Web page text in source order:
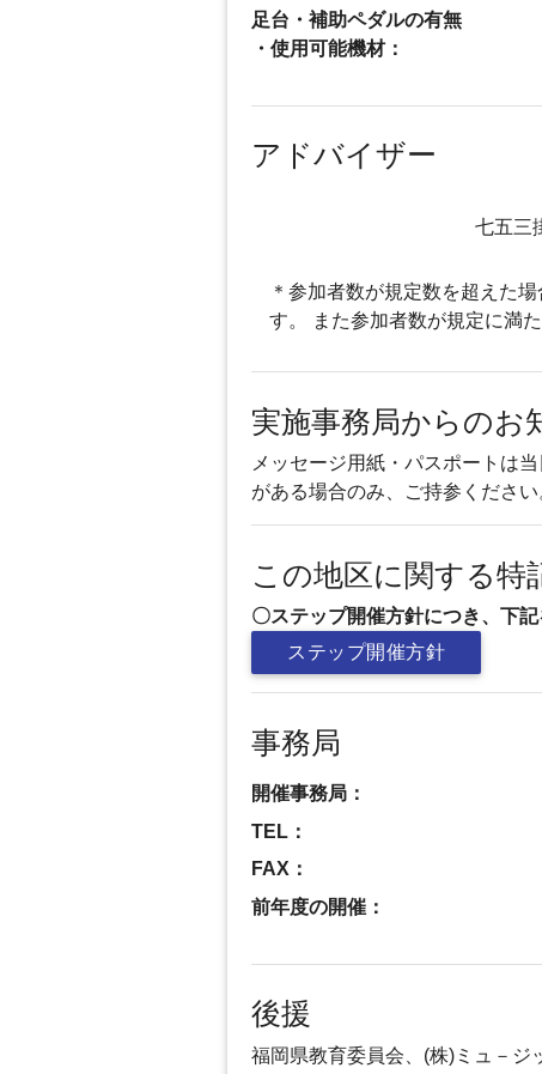
足台・補助ペダルの有無
・使用可能機材：
アドバイザー
七五三
＊参加者数が規定数を超えた
す。 また参加者数が規定に満
実施事務局からのお
メッセージ用紙・パスポートは
がある場合のみ、ご持参ください
この地区に関する特
〇ステップ開催方針につき、下記
ステップ開催方針
事務局
開催事務局：
TEL：
FAX：
前年度の開催：
後援
福岡県教育委員会、(株)ミュ－ジ